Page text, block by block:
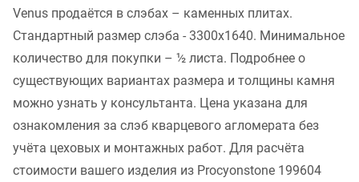
Venus продаётся в слэбах – каменных плитах.
Стандартный размер слэба - 3300x1640. Минимальное
количество для покупки – ½ листа. Подробнее о
существующих вариантах размера и толщины камня
можно узнать у консультанта. Цена указана для
ознакомления за слэб кварцевого агломерата без
учёта цеховых и монтажных работ. Для расчёта
стоимости вашего изделия из Procyonstone 199604